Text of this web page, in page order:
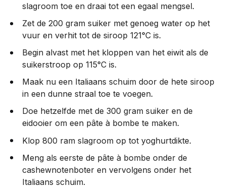
slagroom toe en draai tot een egaal mengsel.
Zet de 200 gram suiker met genoeg water op het
vuur en verhit tot de siroop 121°C is.
Begin alvast met het kloppen van het eiwit als de
suikerstroop op 115°C is.
Maak nu een Italiaans schuim door de hete siroop
in een dunne straal toe te voegen.
Doe hetzelfde met de 300 gram suiker en de
eidooier om een pâte à bombe te maken.
Klop 800 ram slagroom op tot yoghurtdikte.
Meng als eerste de pâte à bombe onder de
cashewnotenboter en vervolgens onder het
Italiaans schuim.